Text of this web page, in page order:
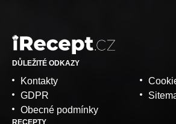
DŮLEŽITÉ ODKAZY
Kontakty
GDPR
Obecné podmínky
RECEPTY